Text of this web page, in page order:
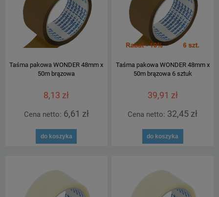
Taśma pakowa WONDER 48mm x
50m brązowa
8,13 zł
Cena netto: 6,61 zł
do koszyka
Taśma pakowa WONDER 48mm x
50m brązowa 6 sztuk
39,91 zł
Cena netto: 32,45 zł
do koszyka